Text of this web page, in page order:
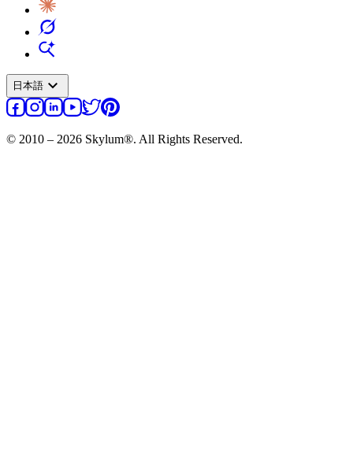
日本語 expand_more
© 2010 – 2026 Skylum®. All Rights Reserved.